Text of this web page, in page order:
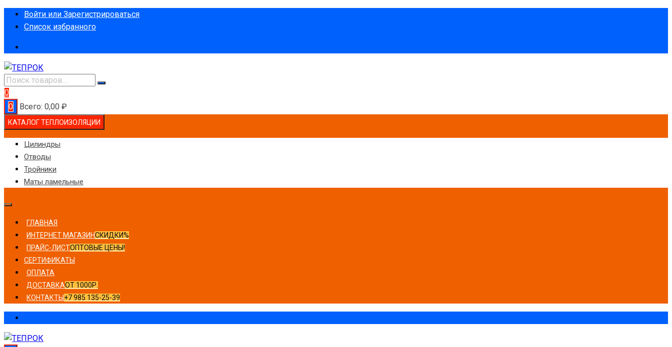
ПерейтиВойти или Зарегистрироваться
Список избранного
0
0
Всего: 0,00 ₽
КАТАЛОГ ТЕПЛОИЗОЛЯЦИИ
Цилиндры
Отводы
Тройники
Маты ламельные
ГЛАВНАЯ
ИНТЕРНЕТ МАГАЗИНСКИДКИ%
ПРАЙС-ЛИСТОПТОВЫЕ ЦЕНЫ!
СЕРТИФИКАТЫ
ОПЛАТА
ДОСТАВКАОТ 1000Р.
КОНТАКТЫ +7 985 135-25-39